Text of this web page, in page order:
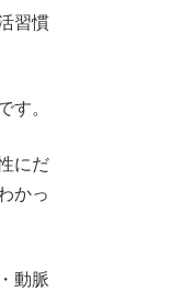
習慣
。
にだ
かっ
動脈